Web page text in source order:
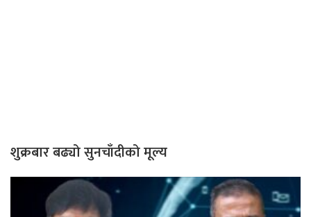
शुक्रबार बढ्यो सुनचाँदीको मूल्य